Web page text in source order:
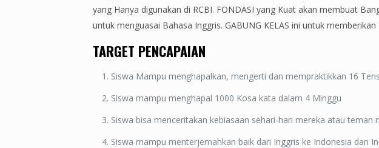
yang Hanya digunakan di RCBI. FONDASI yang Kuat akan membuat
untuk menguasai Bahasa Inggris. GABUNG KELAS ini untuk
TARGET PENCAPAIAN
Siswa Mampu menghapalkan, mengerti dan mempraktikkan 16
Siswa mampu menghapal 1000 Kosa kata dalam 4 Minggu
Siswa bisa menceritakan kebiasaan sehari-hari mereka atau teman
Siswa mampu menterjemahkan baik dari Inggris ke Indonesia dan